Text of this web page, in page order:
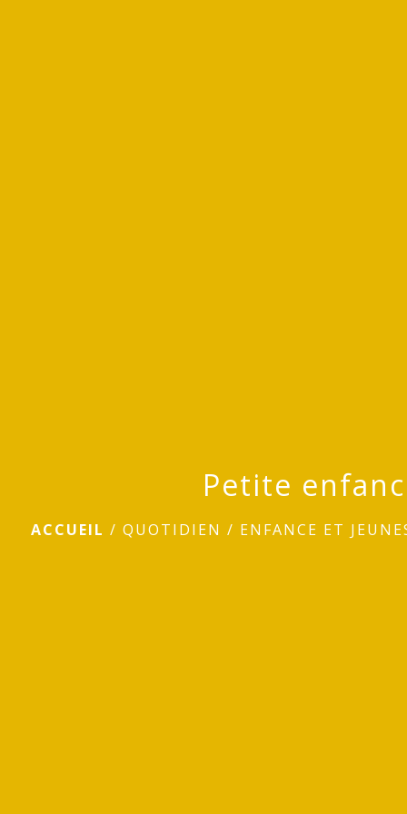
Petite
ACCUEIL / QUOTIDIEN / ENFANCE ET